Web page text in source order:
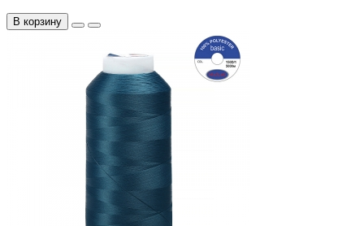
В корзину